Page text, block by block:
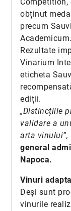
obținut
precum
Academicum.
Rezultate
Vinarium
eticheta
ediții.
„Distincțiile
validare a
arta vinului”,
general
Napoca.
Vinuri
Deși sunt
vinurile